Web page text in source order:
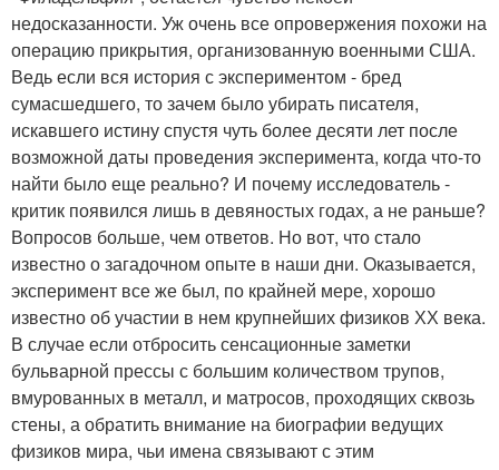
недосказанности. Уж очень все опровержения похожи на
операцию прикрытия, организованную военными США.
Ведь если вся история с экспериментом - бред
сумасшедшего, то зачем было убирать писателя,
искавшего истину спустя чуть более десяти лет после
возможной даты проведения эксперимента, когда что-то
найти было еще реально? И почему исследователь -
критик появился лишь в девяностых годах, а не раньше?
Вопросов больше, чем ответов. Но вот, что стало
известно о загадочном опыте в наши дни. Оказывается,
эксперимент все же был, по крайней мере, хорошо
известно об участии в нем крупнейших физиков ХХ века.
В случае если отбросить сенсационные заметки
бульварной прессы с большим количеством трупов,
вмурованных в металл, и матросов, проходящих сквозь
стены, а обратить внимание на биографии ведущих
физиков мира, чьи имена связывают с этим